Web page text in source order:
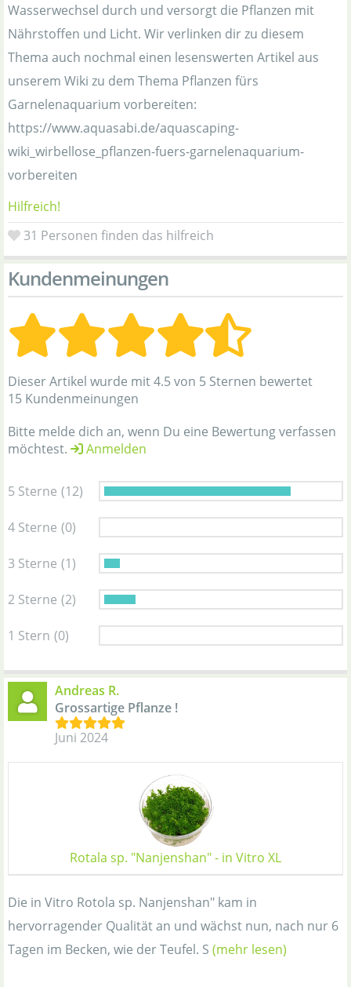
Wasserwechsel durch und versorgt die Pflanzen mit
Nährstoffen und Licht. Wir verlinken dir zu diesem
Thema auch nochmal einen lesenswerten Artikel aus
unserem Wiki zu dem Thema Pflanzen fürs
Garnelenaquarium vorbereiten:
https://www.aquasabi.de/aquascaping-
wiki_wirbellose_pflanzen-fuers-garnelenaquarium-
vorbereiten
Hilfreich!
31 Personen finden das hilfreich
Kundenmeinungen
Dieser Artikel wurde mit 4.5 von 5 Sternen bewertet
15 Kundenmeinungen
Bitte melde dich an, wenn Du eine Bewertung verfassen
möchtest.
Anmelden
5 Sterne (12)
4 Sterne (0)
3 Sterne (1)
2 Sterne (2)
1 Stern (0)
Andreas R.
Grossartige Pflanze !
Juni 2024
Rotala sp. "Nanjenshan" - in Vitro XL
Die in Vitro Rotola sp. Nanjenshan" kam in
hervorragender Qualität an und wächst nun, nach nur 6
Tagen im Becken, wie der Teufel. S (mehr lesen)